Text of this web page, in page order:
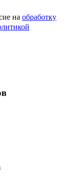
на обработку